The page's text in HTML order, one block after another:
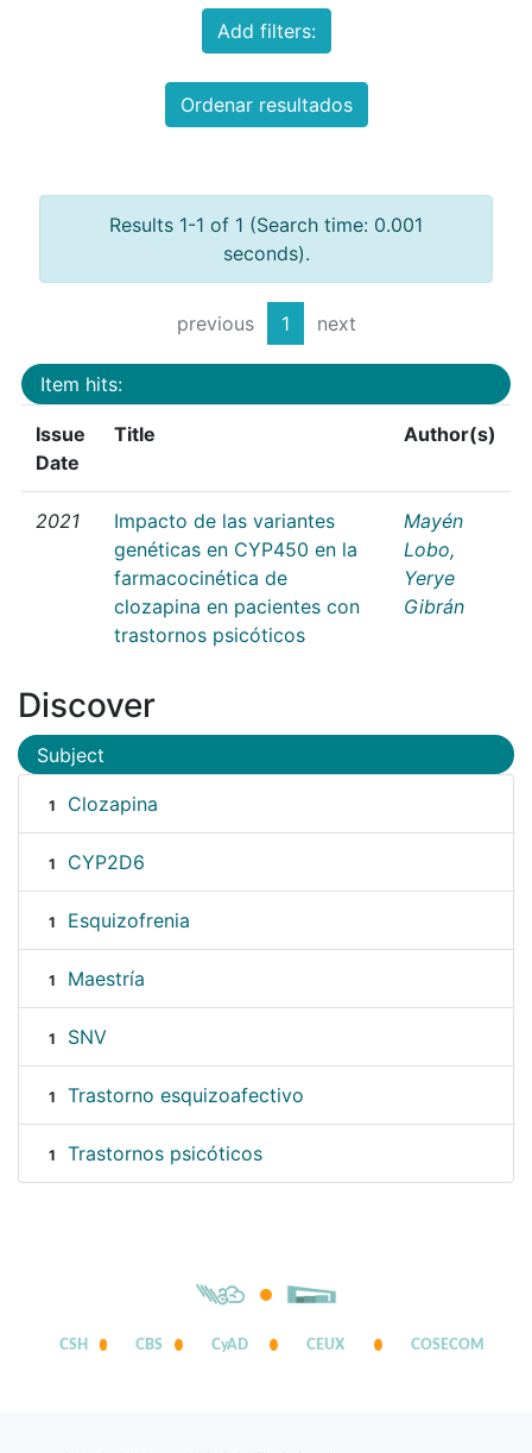
Add filters:
Ordenar resultados
Results 1-1 of 1 (Search time: 0.001
seconds).
previous 1 next
Item hits:
Issue
Date
Title Author(s)
2021
Impacto de las variantes
genéticas en CYP450 en la
farmacocinética de
clozapina en pacientes con
trastornos psicóticos
Mayén
Lobo,
Yerye
Gibrán
Discover
Subject
1 Clozapina
1 CYP2D6
1 Esquizofrenia
1 Maestría
1 SNV
1 Trastorno esquizoafectivo
1 Trastornos psicóticos
CSH CBS CyAD CEUX COSECOM